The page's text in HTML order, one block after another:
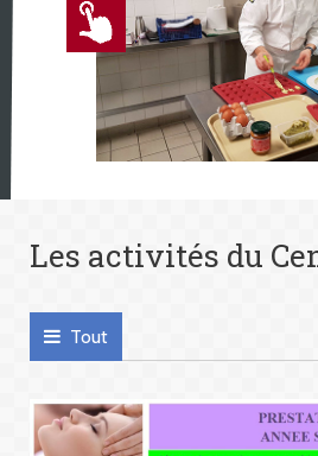
Les activités du
Tout